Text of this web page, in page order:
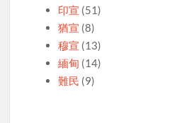
印宣 (51)
猶宣 (8)
穆宣 (13)
緬甸 (14)
難民 (9)